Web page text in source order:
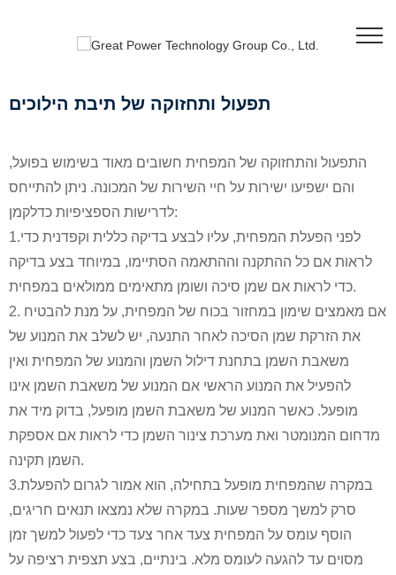
תפעול ותחזוקה של תיבת הילוכים
התפעול והתחזוקה של המפחית חשובים מאוד בשימוש בפועל,
והם ישפיעו ישירות על חיי השירות של המכונה. ניתן להתייחס
לדרישות הספציפיות כדלקמן:
1.לפני הפעלת המפחית, עליו לבצע בדיקה כללית וקפדנית כדי
לראות אם כל ההתקנה וההתאמה הסתיימו, במיוחד בצע בדיקה
כדי לראות אם שמן סיכה ושומן מתאימים ממולאים במפחית.
2. אם מאמצים שימון במחזור בכוח של המפחית, על מנת להבטיח
את הזרקת שמן הסיכה לאחר התנעה, יש לשלב את המנוע של
משאבת השמן בתחנת דילול השמן והמנוע של המפחית ואין
להפעיל את המנוע הראשי אם המנוע של משאבת השמן אינו
מופעל. כאשר המנוע של משאבת השמן מופעל, בדוק מיד את
מדחום המנומטר ואת מערכת צינור השמן כדי לראות אם אספקת
השמן תקינה.
3.במקרה שהמפחית מופעל בתחילה, הוא אמור לגרום להפעלת
סרק למשך מספר שעות. במקרה שלא נמצאו תנאים חריגים,
הוסף עומס על המפחית צעד אחר צעד כדי לפעול למשך זמן
מסוים עד להגעה לעומס מלא. בינתיים, בצע תצפית רציפה על